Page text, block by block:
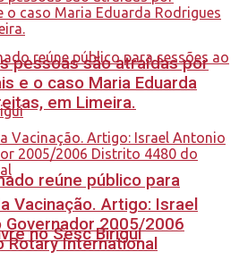
reúne público para
no Sesc Birigui
pessoas são atraídas por
e o caso Maria Eduarda
em Limeira.
Vacinação. Artigo: Israel
Governador 2005/2006
Rotary International